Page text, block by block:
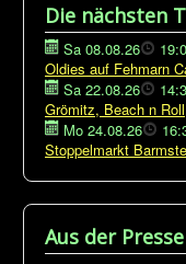
Die nächsten
Sa 08.08.26
Oldies auf Fehmarn
Sa 22.08.26
Grömitz, Beach n
Mo 24.08.26
Stoppelmarkt
Aus der Presse